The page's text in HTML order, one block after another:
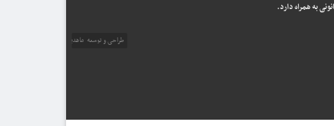
به همراه دارد.
طراحی و توسعه ماهدیس وب